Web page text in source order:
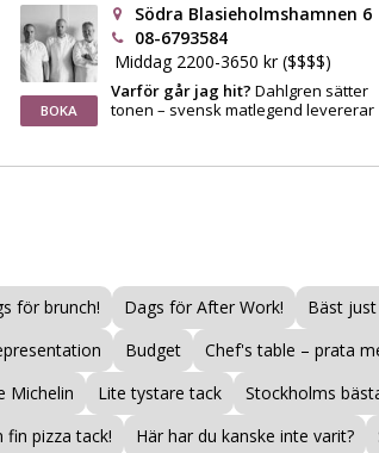
BOKA
Södra Blasieholmshamnen 6
08-6793584
Middag 2200-3650 kr ($$$$)
Varför går jag hit? Dahlgren sätter
tonen – svensk matlegend levererar
för brunch! Dags för After Work! Bäst
Budget Chef's table – prata
Michelin Lite tystare tack Stockholms
fin pizza tack! Här har du kanske inte varit?